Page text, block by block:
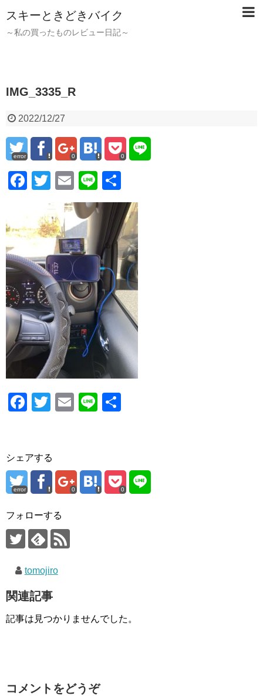
スキーときどきバイク
～私の買ったものレビュー日記～
IMG_3335_R
2022/12/27
error 0 0
F
e
b
o
o
k
T
wi
tt
er
E
m
ail
Li
n
e
有
F
e
b
o
o
k
T
er
E
Li
シェアする
error 0 0
フォローする
tomojiro
関連記事
記事は見つかりませんでした。
コメントをどうぞ